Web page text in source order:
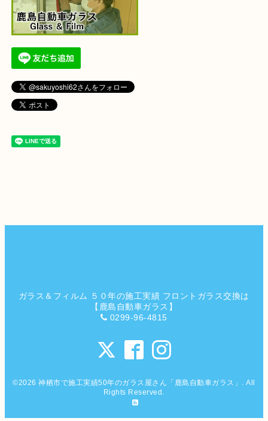
ガラス＆フィルム ５０年の施工実績 フロントガラス交換は
【鹿島自動車ガラス】
0299-96-4815
©2026神栖市で施工実績50年のガラス屋さん「鹿島自動車ガラス」 . All
Rights Reserved.